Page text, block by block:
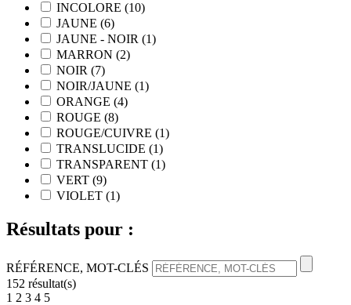
INCOLORE (10)
JAUNE (6)
JAUNE - NOIR (1)
MARRON (2)
NOIR (7)
NOIR/JAUNE (1)
ORANGE (4)
ROUGE (8)
ROUGE/CUIVRE (1)
TRANSLUCIDE (1)
TRANSPARENT (1)
VERT (9)
VIOLET (1)
Résultats pour :
RÉFÉRENCE, MOT-CLÉS
152 résultat(s)
1 2 3 4 5